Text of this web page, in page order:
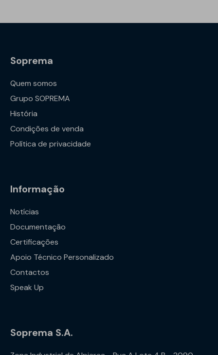
Soprema
Quem somos
Grupo SOPREMA
História
Condições de venda
Política de privacidade
Informação
Notícias
Documentação
Certificações
Apoio Técnico Personalizado
Contactos
Speak Up
Soprema S.A.